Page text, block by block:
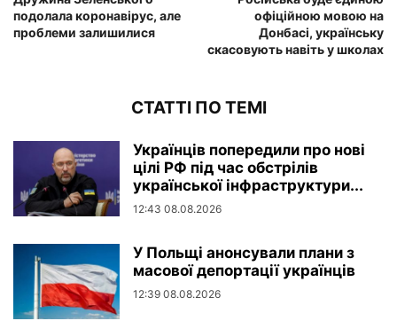
подолала коронавірус, але
проблеми залишилися
офіційною мовою на
Донбасі, українську
скасовують навіть у школах
СТАТТІ ПО ТЕМІ
Українців попередили про нові
цілі РФ під час обстрілів
української інфраструктури...
12:43 08.08.2026
У Польщі анонсували плани з
масової депортації українців
12:39 08.08.2026